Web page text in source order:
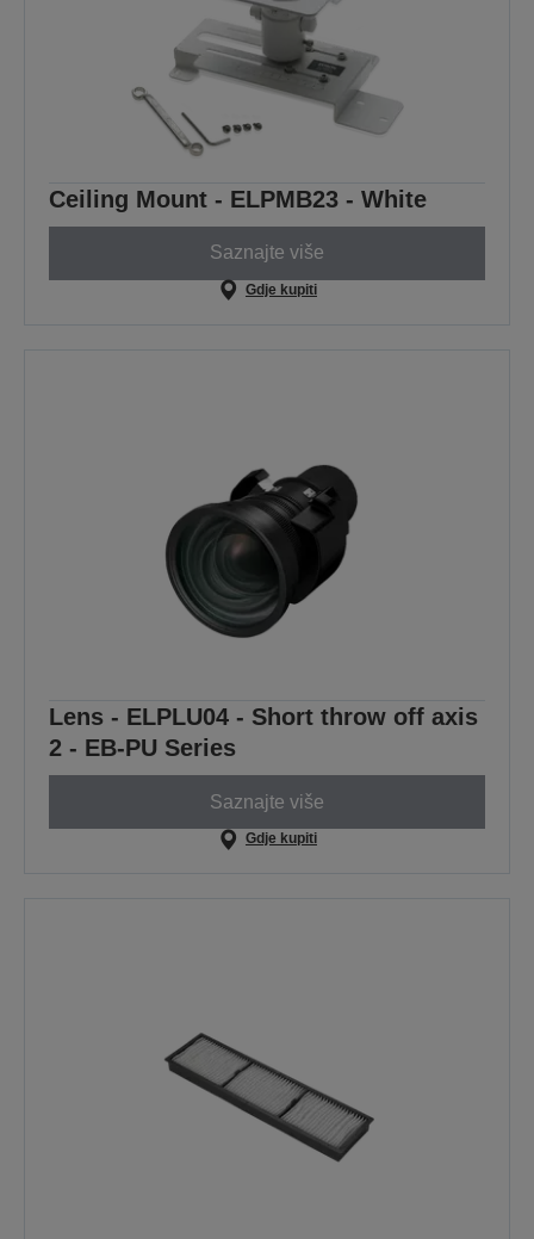
Ceiling Mount - ELPMB23 - White
Saznajte više
Gdje kupiti
Lens - ELPLU04 - Short throw off axis
2 - EB-PU Series
Saznajte više
Gdje kupiti